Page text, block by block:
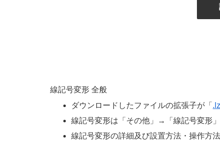
線記号変形 全般
ダウンロードしたファイルの拡張子が「
線記号変形は「その他」→「線記号変形
線記号変形の詳細及び設置方法・操作方